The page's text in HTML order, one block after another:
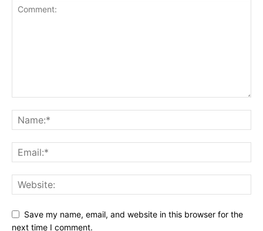
Save my name, email, and website in this browser for the
next time I comment.